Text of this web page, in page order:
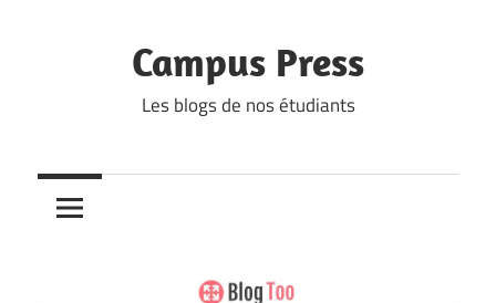
Campus Press
Les blogs de nos étudiants